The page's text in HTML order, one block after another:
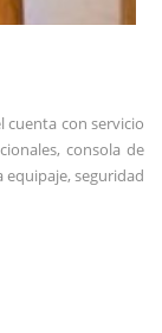
cuenta con servicio
consola de
equipaje, seguridad